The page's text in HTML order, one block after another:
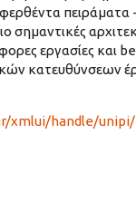
πειράματα
σημαντικές
εργασίες και
κατευθύνσεων
xmlui/handle/unipi/